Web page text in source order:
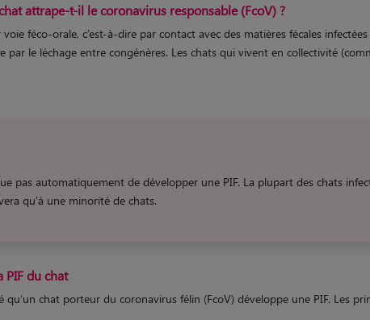
attrape-t-il le coronavirus responsable (FcoV) ?
féco-orale, c’est-à-dire par contact avec des matières fécales
par le léchage entre congénères. Les chats qui vivent en collectivité
pas automatiquement de développer une PIF. La plupart des chats
qu’à une minorité de chats.
PIF du chat
chat porteur du coronavirus félin (FcoV) développe une PIF. Les